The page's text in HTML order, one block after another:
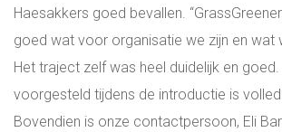
Haesakkers goed bevallen.
goed wat voor organisatie we zijn en wat
Het traject zelf was heel duidelijk en goed.
voorgesteld tijdens de introductie is
Bovendien is onze contactpersoon, Eli